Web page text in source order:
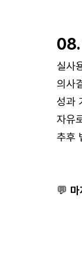
08.
실사
의사
성과
자유
추후
💬 마